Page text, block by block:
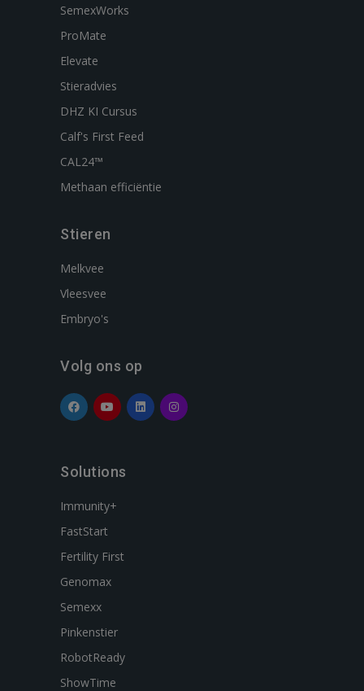
SemexWorks
ProMate
Elevate
Stieradvies
DHZ KI Cursus
Calf's First Feed
CAL24™
Methaan efficiëntie
Stieren
Melkvee
Vleesvee
Embryo's
Volg ons op
Solutions
Immunity+
FastStart
Fertility First
Genomax
Semexx
Pinkenstier
RobotReady
ShowTime